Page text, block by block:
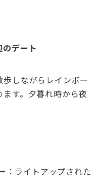
のデート
しながらレインボー
す。夕暮れ時から夜
：ライトアップされた